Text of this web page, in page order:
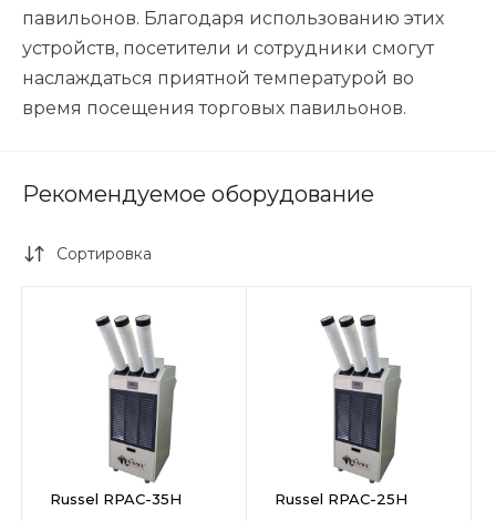
павильонов. Благодаря использованию этих
устройств, посетители и сотрудники смогут
наслаждаться приятной температурой во
время посещения торговых павильонов.
Рекомендуемое оборудование
Сортировка
Russel RPAC-35H Russel RPAC-25H